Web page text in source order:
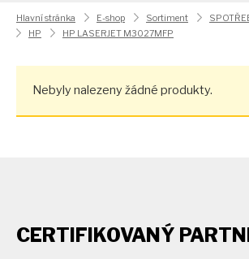
Hlavní stránka E-shop Sortiment
HP
HP LASERJET M3027MFP
Nebyly nalezeny žádné produkty.
CERTIFIKOVANÝ